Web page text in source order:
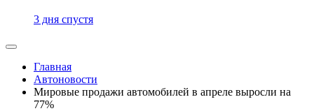
3 дня спустя
Главная
Автоновости
Мировые продажи автомобилей в апреле выросли на
77%